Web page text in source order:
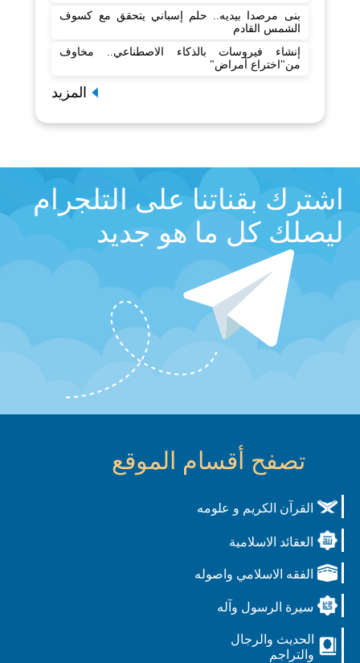
بنى مرصدا بيديه.. حلم إسباني يتحقق مع كسوف
الشمس القادم
إنشاء فيروسات بالذكاء الاصطناعي.. مخاوف
من"اختراع أمراض"
المزيد
اشترك بقناتنا على التلجرام
ليصلك كل ما هو جديد
تصفح أقسام الموقع
القرآن الكريم و علومه
العقائد الاسلامية
الفقه الاسلامي واصوله
سيرة الرسول وآله
الحديث والرجال
والتراجم